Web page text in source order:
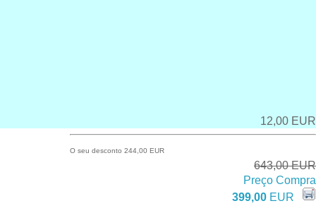
12,00 EUR
O seu desconto 244,00 EUR
643,00 EUR
Preço Compra
399,00 EUR